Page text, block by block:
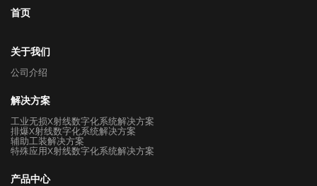
首页
关于我们
公司介绍
解决方案
工业无损X射线数字化系统解决方案
排爆X射线数字化系统解决方案
辅助工装解决方案
特殊应用X射线数字化系统解决方案
产品中心